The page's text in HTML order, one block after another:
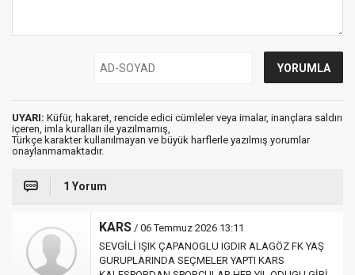
UYARI: Küfür, hakaret, rencide edici cümleler veya imalar, inançlara saldırı
içeren, imla kuralları ile yazılmamış,
Türkçe karakter kullanılmayan ve büyük harflerle yazılmış yorumlar
onaylanmamaktadır.
1 Yorum
KARS / 06 Temmuz 2026 13:11
SEVGİLİ IŞIK ÇAPANOGLU IGDIR ALAGÖZ FK YAŞ
GURUPLARINDA SEÇMELER YAPTI KARS